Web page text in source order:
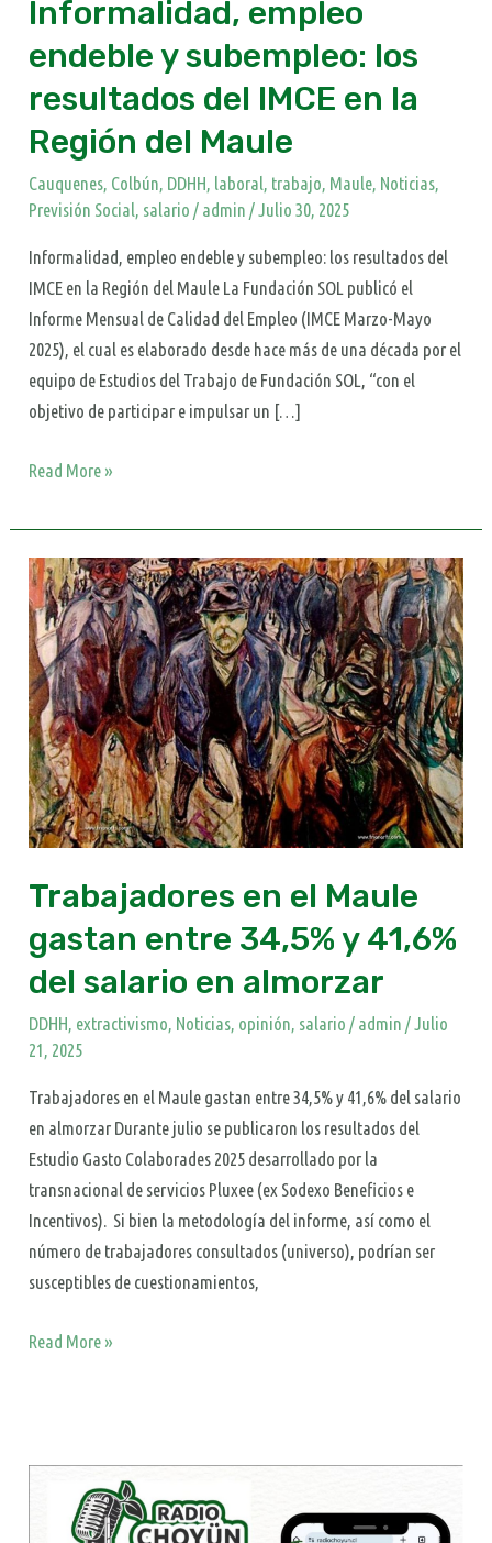
Informalidad, empleo
endeble y subempleo: los
resultados del IMCE en la
Región del Maule
Cauquenes, Colbún, DDHH, laboral, trabajo, Maule, Noticias,
Previsión Social, salario / admin/Julio 30, 2025
Informalidad, empleo endeble y subempleo: los resultados del
IMCE en la Región del Maule La Fundación SOL publicó el
Informe Mensual de Calidad del Empleo (IMCE Marzo-Mayo
2025), el cual es elaborado desde hace más de una década por el
equipo de Estudios del Trabajo de Fundación SOL, “con el
objetivo de participar e impulsar un […]
en
Región
del
Maule
Read More »
Trabajadores en el Maule
gastan entre 34,5% y 41,6%
del salario en almorzar
DDHH, extractivismo, Noticias, opinión, salario / admin/Julio
21, 2025
Trabajadores en el Maule gastan entre 34,5% y 41,6% del salario
en almorzar Durante julio se publicaron los resultados del
Estudio Gasto Colaborades 2025 desarrollado por la
transnacional de servicios Pluxee (ex Sodexo Beneficios e
Incentivos). Si bien la metodología del informe, así como el
número de trabajadores consultados (universo), podrían ser
susceptibles de cuestionamientos,
Trabajadores
en
el
Maule
gastan
entre
34,5%
y
41,6%
del
salario
en
almorzar
Read More »